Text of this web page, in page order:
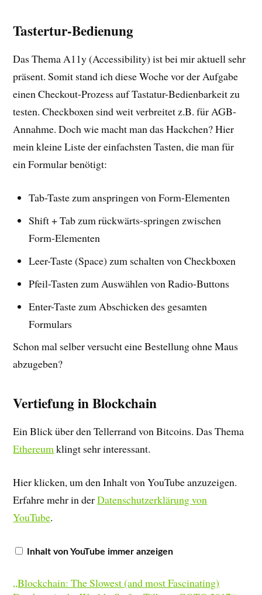
Tastertur-Bedienung
Das Thema A11y (Accessibility) ist bei mir aktuell sehr
präsent. Somit stand ich diese Woche vor der Aufgabe
einen Checkout-Prozess auf Tastatur-Bedienbarkeit zu
testen. Checkboxen sind weit verbreitet z.B. für AGB-
Annahme. Doch wie macht man das Hackchen? Hier
mein kleine Liste der einfachsten Tasten, die man für
ein Formular benötigt:
Tab-Taste zum anspringen von Form-Elementen
Shift + Tab zum rückwärts-springen zwischen
Form-Elementen
Leer-Taste (Space) zum schalten von Checkboxen
Pfeil-Tasten zum Auswählen von Radio-Buttons
Enter-Taste zum Abschicken des gesamten
Formulars
Schon mal selber versucht eine Bestellung ohne Maus
abzugeben?
Vertiefung in Blockchain
Ein Blick über den Tellerrand von Bitcoins. Das Thema
Ethereumklingt sehr interessant.
Hier klicken, um den Inhalt von YouTube anzuzeigen.
Erfahre mehr in derDatenschutzerklärung von
YouTube.
Inhalt von YouTube immer anzeigen
„Blockchain: The Slowest (and most Fascinating)